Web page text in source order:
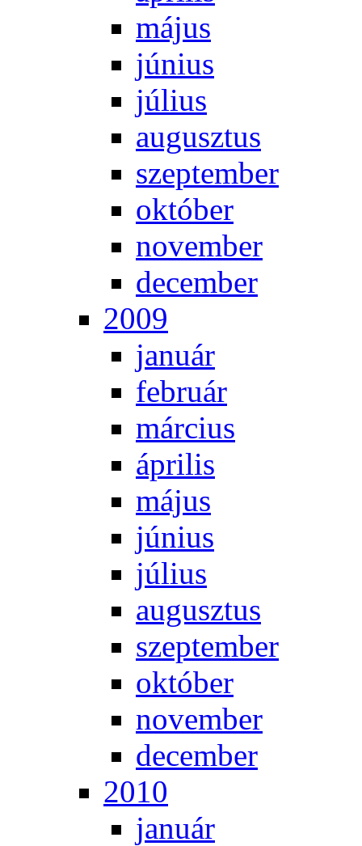
má­jus
jú­ni­us
jú­li­us
au­gusz­tus
szep­tem­ber
ok­tó­ber
no­vem­ber
de­cem­ber
2009
ja­nu­ár
feb­ru­ár
már­ci­us
áp­ri­lis
má­jus
jú­ni­us
jú­li­us
au­gusz­tus
szep­tem­ber
ok­tó­ber
no­vem­ber
de­cem­ber
2010
ja­nu­ár